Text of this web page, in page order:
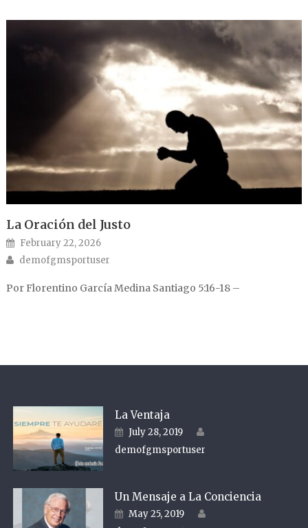
La Oración del Justo
Posted on
February 22, 2026
Author
demofgmsportuser
Por Florentino García Medina Santiago 5:16-18 –
La Ventaja
Posted on
July 28, 2019
demofgmsportuser
Un Mensaje a La Conciencia
Posted on
May 25, 2019